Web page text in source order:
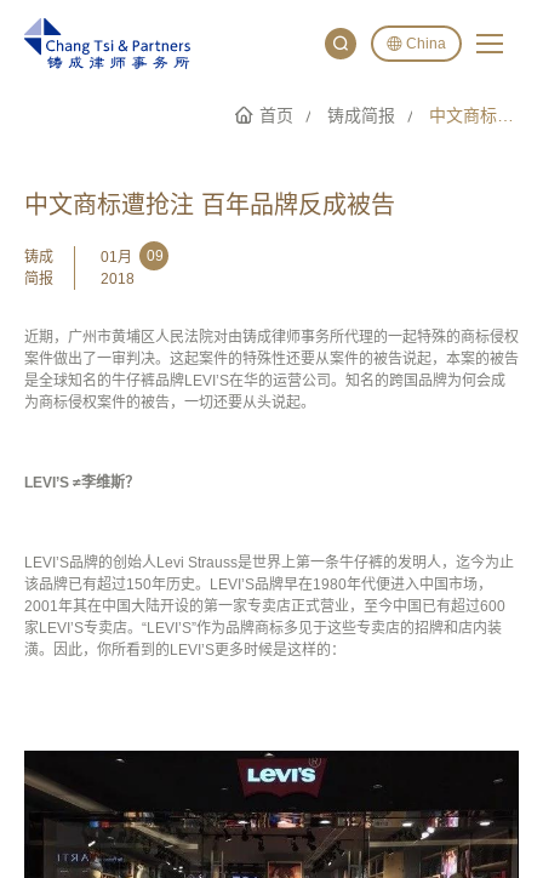
China
English
首页 铸成简报
中文商标遭抢注 百年品牌反成被告
铸成
简报
01月
09
2018
近期，广州市黄埔区人民法院对由铸成律师事务所代理的一起特殊的商标侵权
案件做出了一审判决。这起案件的特殊性还要从案件的被告说起，本案的被告
是全球知名的牛仔裤品牌LEVI’S在华的运营公司。知名的跨国品牌为何会成
为商标侵权案件的被告，一切还要从头说起。
LEVI’S ≠李维斯？
LEVI’S品牌的创始人Levi Strauss是世界上第一条牛仔裤的发明人，迄今为止
该品牌已有超过150年历史。 LEVI’S品牌早在1980年代便进入中国市场，
2001年其在中国大陆开设的第一家专卖店正式营业，至今中国已有超过600
家LEVI’S专卖店。 “LEVI’S”作为品牌商标多见于这些专卖店的招牌和店内装
潢。因此，你所看到的 LEVI’S更多时候是这样的：